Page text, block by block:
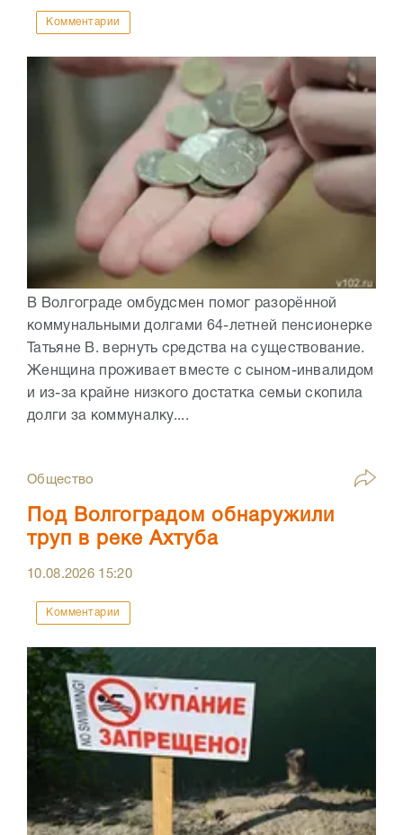
Комментарии
В Волгограде омбудсмен помог разорённой
коммунальными долгами 64-летней пенсионерке
Татьяне В. вернуть средства на существование.
Женщина проживает вместе с сыном-инвалидом
и из-за крайне низкого достатка семьи скопила
долги за коммуналку....
Общество
Под Волгоградом обнаружили
труп в реке Ахтуба
10.08.2026 15:20
Комментарии